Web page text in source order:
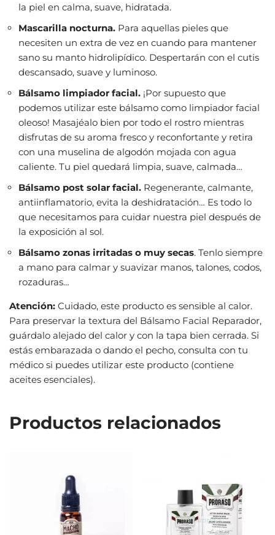
la piel en calma, suave, hidratada.
Mascarilla nocturna. Para aquellas pieles que
necesiten un extra de vez en cuando para mantener
sano su manto hidrolipídico. Despertarán con el cutis
descansado, suave y luminoso.
Bálsamo limpiador facial. ¡Por supuesto que
podemos utilizar este bálsamo como limpiador facial
oleoso! Masajéalo bien por todo el rostro mientras
disfrutas de su aroma fresco y reconfortante y retira
con una muselina de algodón mojada con agua
caliente. Tu piel quedará limpia, suave, calmada…
Bálsamo post solar facial. Regenerante, calmante,
antiinflamatorio, evita la deshidratación… Es todo lo
que necesitamos para cuidar nuestra piel después de
la exposición al sol.
Bálsamo zonas irritadas o muy secas. Tenlo siempre
a mano para calmar y suavizar manos, talones, codos,
rozaduras…
Atención: Cuidado, este producto es sensible al calor.
Para preservar la textura del Bálsamo Facial Reparador,
guárdalo alejado del calor y con la tapa bien cerrada. Si
estás embarazada o dando el pecho, consulta con tu
médico si puedes utilizar este producto (contiene
aceites esenciales).
Productos relacionados